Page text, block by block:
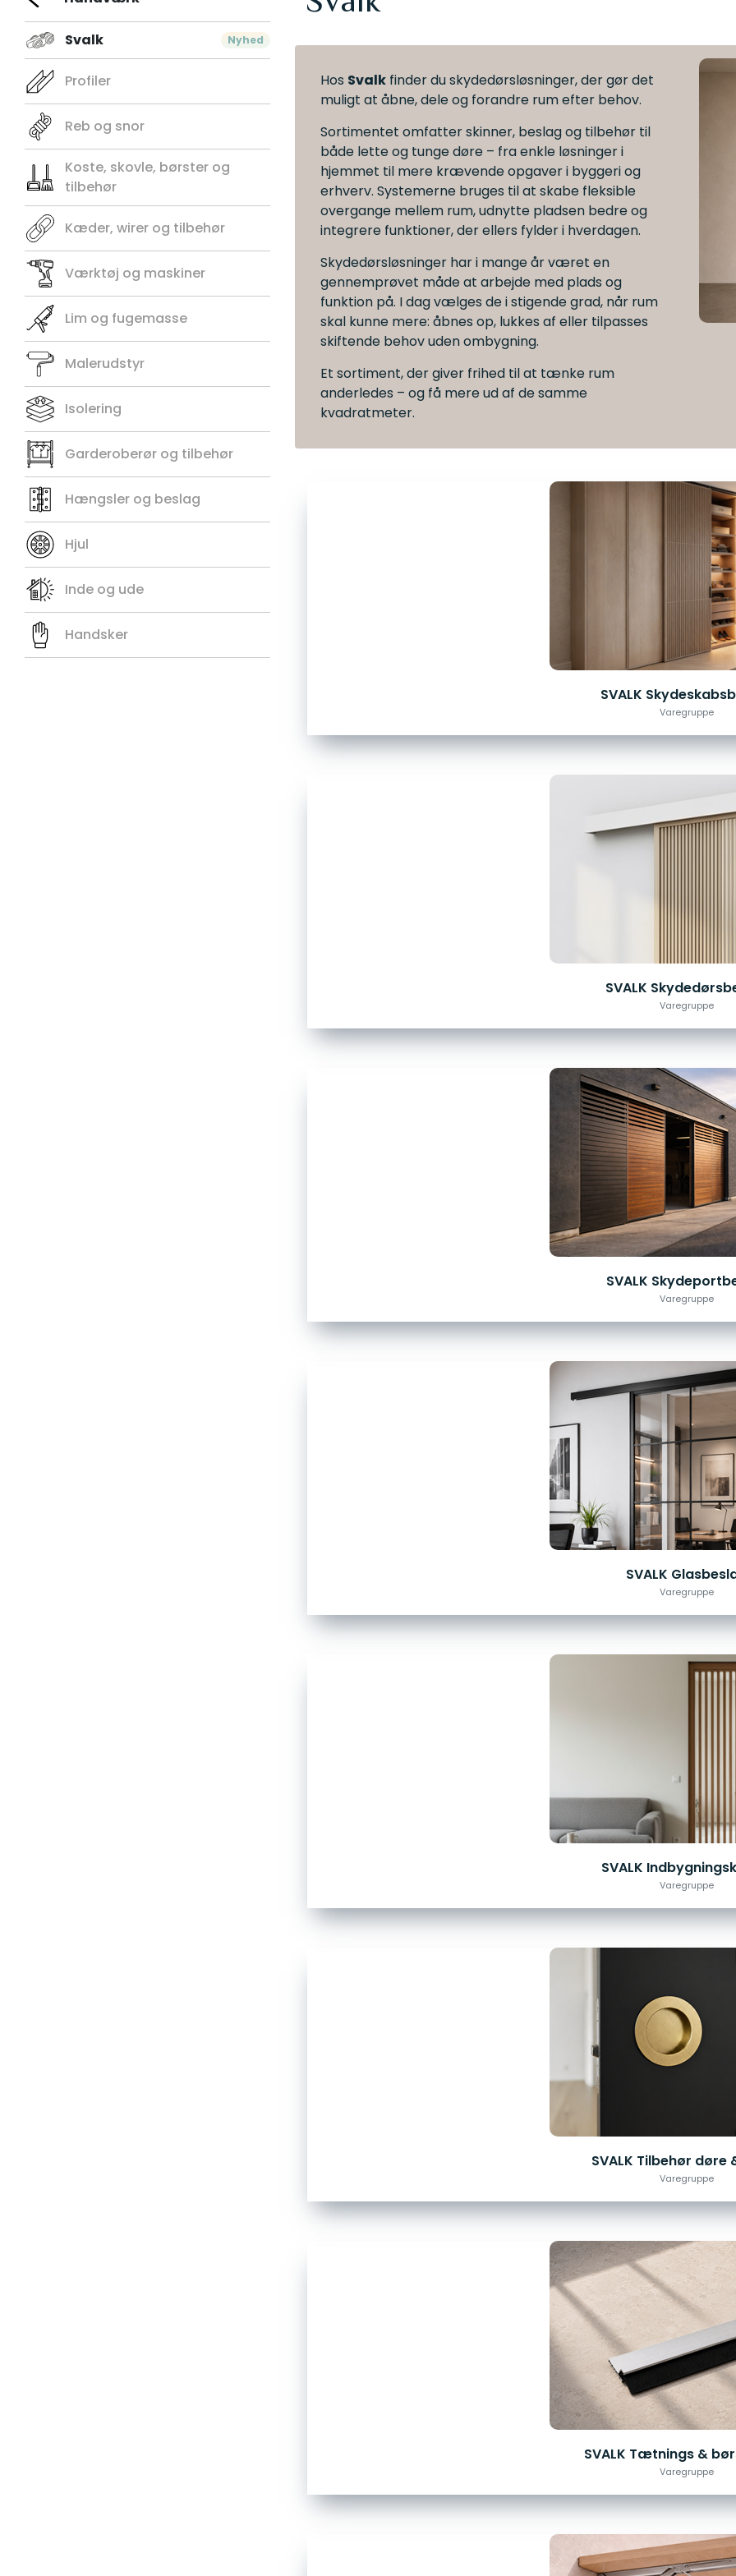
Hos Svalkfinder du skydedørsløsninger, der gør det
muligt at åbne, dele og forandre rum efter behov.
Sortimentet omfatter skinner, beslag og tilbehør til
både lette og tunge døre – fra enkle løsninger i
hjemmet til mere krævende opgaver i byggeri og
erhverv. Systemerne bruges til at skabe fleksible
overgange mellem rum, udnytte pladsen bedre og
integrere funktioner, der ellers fylder i hverdagen.
Skydedørsløsninger har i mange år været en
gennemprøvet måde at arbejde med plads og
funktion på. I dag vælges de i stigende grad, når rum
skal kunne mere: åbnes op, lukkes af eller tilpasses
skiftende behov uden ombygning.
Et sortiment, der giver frihed til at tænke rum
anderledes – og få mere ud af de samme
kvadratmeter.
SVALK
Varegruppe
SVALK
Varegruppe
SVALK
Varegruppe
SVALK
Varegruppe
SVALK
Varegruppe
SVALK Tilbehør døre
Varegruppe
SVALK Tætnings &
Varegruppe
Svalk Nyhed
Profiler
Reb og snor
Koste, skovle, børster og
tilbehør
Kæder, wirer og tilbehør
Værktøj og maskiner
Lim og fugemasse
Malerudstyr
Isolering
Garderoberør og tilbehør
Hængsler og beslag
Hjul
Inde og ude
Handsker